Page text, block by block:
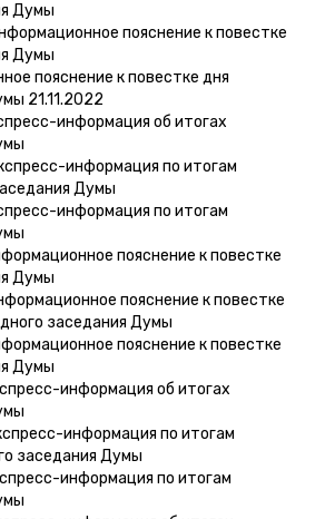
Думы
пояснение к повестке
Думы
пояснение к повестке дня
21.11.2022
информация об итогах
информация по итогам
Думы
информация по итогам
пояснение к повестке
Думы
пояснение к повестке
заседания Думы
пояснение к повестке
Думы
информация об итогах
информация по итогам
заседания Думы
информация по итогам